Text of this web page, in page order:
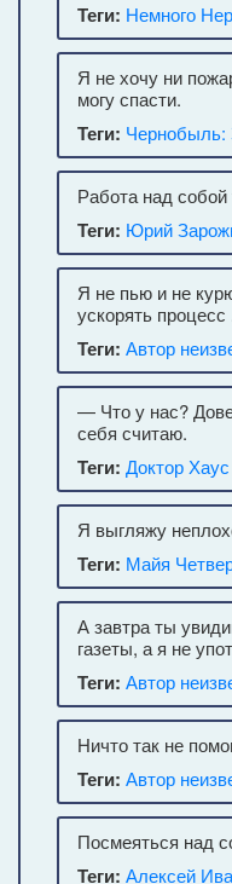
Теги: Немного
Я не хочу ни
могу спасти.
Теги: Чернобыль:
Работа над
Теги: Юрий
Я не пью и не
ускорять
Теги: Автор
— Что у нас?
себя считаю.
Теги: Доктор
Я выгляжу
Теги: Майя
А завтра ты
газеты, а я не
Теги: Автор
Ничто так не
Теги: Автор
Посмеяться над
Теги: Алексей